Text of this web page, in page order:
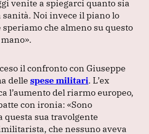
venite a spiegarci quanto sia
sanità. Noi invece il piano lo
che almeno su questo
.
il confronto con Giuseppe
delle spese militari. L’ex
l’aumento del riarmo europeo,
con ironia: «Sono
questa sua travolgente
che nessuno aveva